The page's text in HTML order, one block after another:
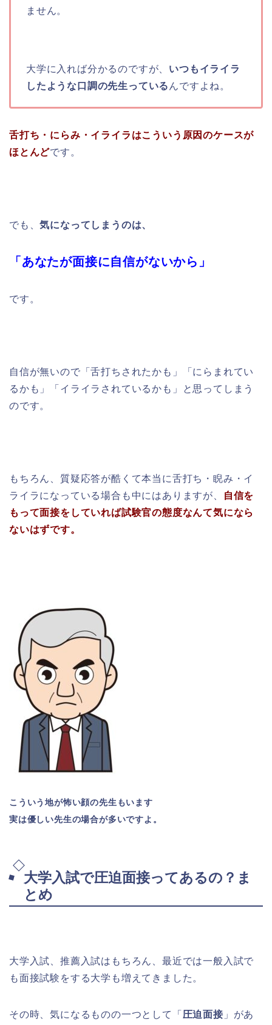
ません。
大学に入れば分かるのですが、 いつもイライラ
したような口調の先生っている んですよね。
舌打ち・にらみ・イライラはこういう原因のケースが
ほとんどです。
でも、気になってしまうのは、
「あなたが面接に自信がないから」
です。
自信が無いので「舌打ちされたかも」「にらまれてい
るかも」「イライラされているかも」と思ってしまう
のです。
もちろん、質疑応答が酷くて本当に舌打ち・睨み・イ
ライラになっている場合も中にはありますが、
自信を
もって面接をしていれば試験官の態度なんて気になら
ないはずです。
こういう地が怖い顔の先生もいます
実は優しい先生の場合が多いですよ。
大学入試で圧迫面接ってあるの？ま
とめ
大学入試、推薦入試はもちろん、最近では一般入試で
も面接試験をする大学も増えてきました。
その時、気になるものの一つとして「 圧迫面接」があ